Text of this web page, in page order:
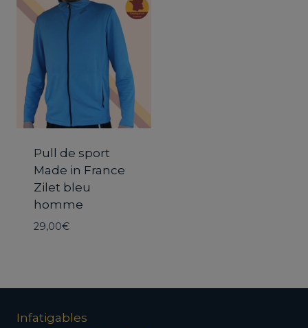
Pull de sport
Made in France
Zilet bleu
homme
29,00€
Infatigables